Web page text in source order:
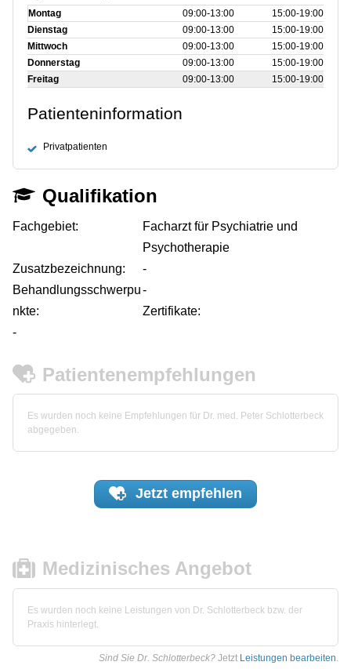
Montag 09:00‑13:00
15:00‑19:00
Dienstag
09:00‑13:00
15:00‑19:00
Mittwoch
09:00‑13:00
15:00‑19:00
Donnerstag
09:00‑13:00
15:00‑19:00
Freitag
09:00‑13:00 15:00‑19:00
Patienteninformation
Privatpatienten
Qualifikation
Fachgebiet:
Facharzt für Psychiatrie und
Psychotherapie
Zusatzbezeichnung:
-
Behandlungsschwerpu
nkte:
-
Zertifikate:
-
Patientenempfehlungen
Es wurden noch keine Empfehlungen für Dr. med. Peter Schlotterbeck
abgegeben.
Jetzt empfehlen
Medizinisches Angebot
Es wurden noch keine Leistungen von Dr. Schlotterbeck bzw. der
Praxis hinterlegt.
Sind Sie Dr. Schlotterbeck? Jetzt Leistungen bearbeiten.